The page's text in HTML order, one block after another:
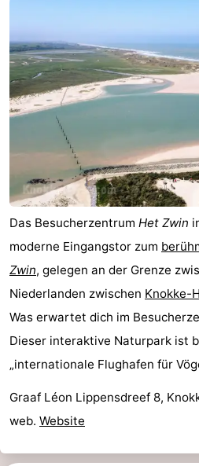
Das Besucherzentrum Het Zwin
moderne Eingangstor zum
Zwin, gelegen an der Grenze
Niederlanden zwischen Knokke-
Was erwartet dich im
Dieser interaktive Naturpark ist
„internationale Flughafen für
Graaf Léon Lippensdreef 8,
web. Website